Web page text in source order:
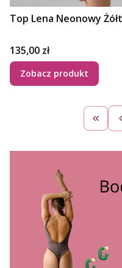
Top Lena Neonowy
Cena
135,00 zł
Zobacz produkt
Wróć